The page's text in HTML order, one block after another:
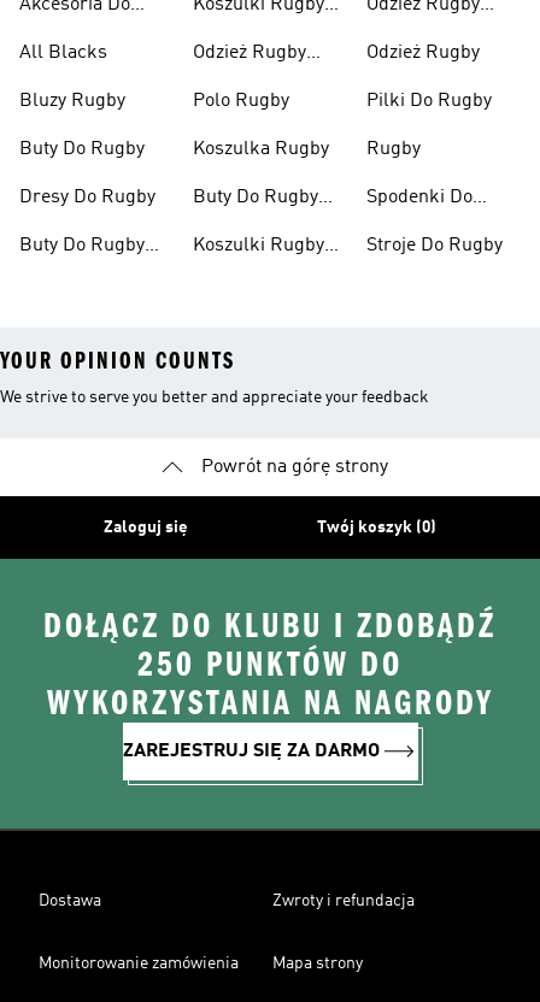
Akcesoria Do
All Blacks
Bluzy Rugby
Buty Do Rugby
Dresy Do Rugby
Buty Do Rugby
Koszulki Rugby
Odzież Rugby
Polo Rugby
Koszulka Rugby
Buty Do Rugby
Koszulki Rugby
Odzież Rugby
Odzież Rugby
Pilki Do Rugby
Rugby
Spodenki Do
Stroje Do Rugby
YOUR OPINION COUNTS
We strive to serve you better and appreciate your feedback
Powrót na górę strony
Zaloguj się Twój koszyk (0)
DOŁĄCZ DO KLUBU I ZDOBĄDŹ
250 PUNKTÓW DO
WYKORZYSTANIA NA NAGRODY
ZAREJESTRUJ SIĘ ZA DARMO
Dostawa Zwroty i refundacja
Monitorowanie zamówienia Mapa strony